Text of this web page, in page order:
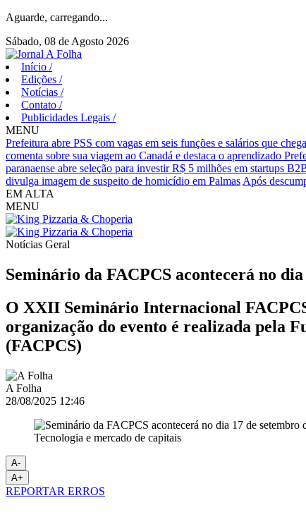
Aguarde, carregando...
Sábado, 08 de Agosto 2026
Início /
Edições /
Notícias /
Contato /
Publicidades Legais /
MENU
Prefeitura abre PSS com vagas em seis funções e salários que
comenta sobre sua viagem ao Canadá e destaca o aprendizado
paranaense abre seleção para investir R$ 5 milhões em startups
divulga imagem de suspeito de homicídio em Palmas Após
EM ALTA
MENU
Notícias Geral
Seminário da FACPCS acontecerá no
O XXII Seminário Internacional
organização do evento é realizada pela
(FACPCS)
A Folha
28/08/2025 12:46
Tecnologia e mercado de capitais
A-
A+
REPORTAR ERROS